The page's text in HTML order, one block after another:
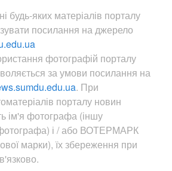
будь-яких матеріалів порталу
посилання на джерело
фотографій порталу
за умови посилання на
. При
порталу новин
ім'я фотографа (іншу
і / або ВОТЕРМАРК
марки), їх збереження при